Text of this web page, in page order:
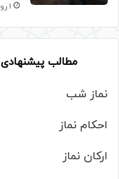
1 روز پیش
مطالب پیشنهادی
نماز شب
احکام نماز
ارکان نماز